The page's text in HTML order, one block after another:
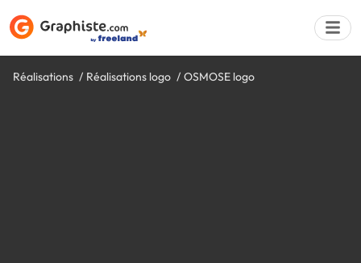
Réalisations Réalisations logo OSMOSE logo